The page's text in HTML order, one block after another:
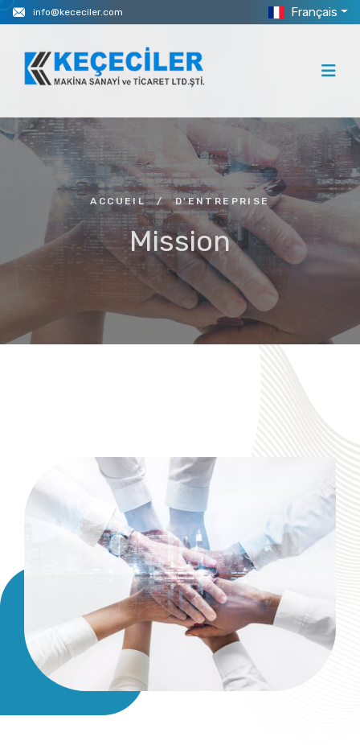
info@kececiler.com Français
ACCUEIL / D'ENTREPRISE
Mission